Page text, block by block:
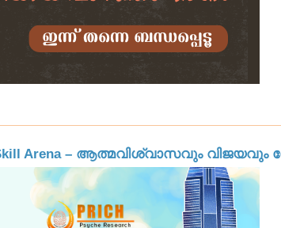
Arena – ആത്മവിശ്വാസവും വിജയവും